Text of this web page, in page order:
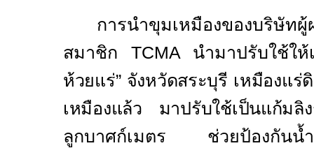
การนำขุมเหมืองของบริษั
สมาชิก TCMA นำมาปรับใช้ใ
ห้วยแร่” จังหวัดสระบุรี เหมืองแ
เหมืองแล้ว มาปรับใช้เป็นแก้มลิ
ลูกบาศก์เมตร ช่วยป้องกันน้ำ